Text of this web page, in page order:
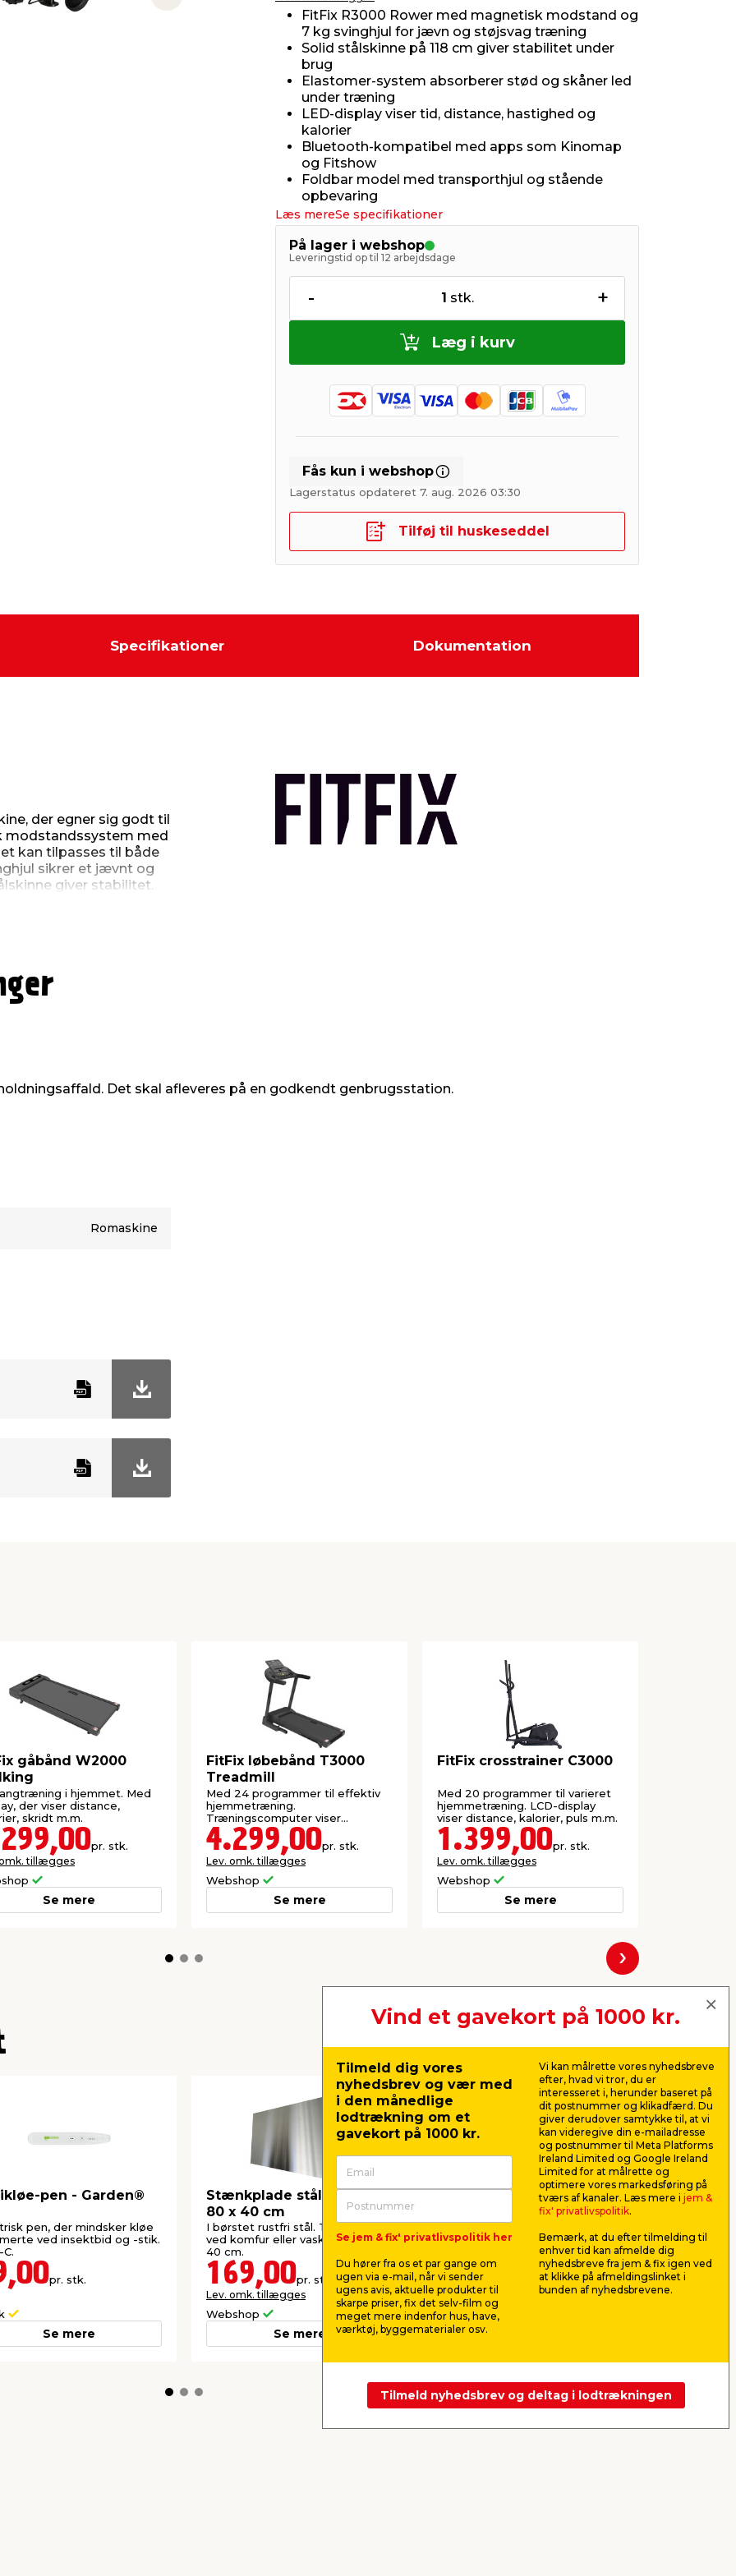
Next slide
FitFix R3000 Rower med magnetisk modstand og
7 kg svinghjul for jævn og støjsvag træning
Solid stålskinne på 118 cm giver stabilitet under
brug
Elastomer-system absorberer stød og skåner led
under træning
LED-display viser tid, distance, hastighed og
kalorier
Bluetooth-kompatibel med apps som Kinomap
og Fitshow
Foldbar model med transporthjul og stående
opbevaring
Læs mereSe specifikationer
På lager i webshop
Leveringstid op til 12 arbejdsdage
- 1 stk. +
Læg i kurv
Fås kun i webshop
Lagerstatus opdateret 7. aug. 2026 03:30
Tilføj til huskeseddel
Specifikationer Dokumentation
der egner sig godt til
modstandssystem med
kan tilpasses til både
sikrer et jævnt og
giver stabilitet.
til apps som
stående og er nem
Den har en sædehøjde
kg.
Det skal afleveres på en godkendt genbrugsstation.
Romaskine
gåbånd W2000
i hjemmet. Med
der viser distance,
skridt m.m.
pr. stk.
tillægges
Se mere
FitFix løbebånd T3000
Treadmill
Med 24 programmer til effektiv
hjemmetræning.
Træningscomputer viser
distance, kalorier, hastighed m.m.
4.299,00pr. stk.
Lev. omk. tillægges
Webshop
Se mere
FitFix crosstrainer C3000
Med 20 programmer til varieret
hjemmetræning. LCD-display
viser distance, kalorier, puls m.m.
1.399,00pr. stk.
Lev. omk. tillægges
Webshop
Se mere
Næste
pen - Garden®
pen, der mindsker kløe
ved insektbid og -stik.
pr. stk.
Se mere
Stænkplade stål firkantet
80 x 40 cm
I børstet rustfri stål. Til montering
ved komfur eller vask. Mål: 80 x
40 cm.
169,00pr. stk.
Lev. omk. tillægges
Webshop
Se mere
Ramme til fodboldtrøje
80 x 60 x 4,5 cm
Ramme med låsbar låge, bøjler til
montering af trøje, ophæng og
399,00 pr. stk.
Lev. omk. tillægges
Webshop
Autan
og 4 timers
flåter. Til
890,00
Næste
Vind et gavekort på 1000 kr.
Tilmeld dig vores
nyhedsbrev og vær med
i den månedlige
lodtrækning om et
gavekort på 1000 kr.
Se jem & fix' privatlivspolitik her
Du hører fra os et par gange om
ugen via e-mail, når vi sender
ugens avis, aktuelle produkter til
skarpe priser, fix det selv-film og
meget mere indenfor hus, have,
værktøj, byggematerialer osv.
Vi kan målrette vores nyhedsbreve
efter, hvad vi tror, du er
interesseret i, herunder baseret på
dit postnummer og klikadfærd. Du
giver derudover samtykke til, at vi
kan videregive din e-mailadresse
og postnummer til Meta Platforms
Ireland Limited og Google Ireland
Limited for at målrette og
optimere vores markedsføring på
tværs af kanaler. Læs mere i jem &
fix' privatlivspolitik.
Bemærk, at du efter tilmelding til
enhver tid kan afmelde dig
nyhedsbreve fra jem & fix igen ved
at klikke på afmeldingslinket i
bunden af nyhedsbrevene.
Tilmeld nyhedsbrev og deltag i lodtrækningen